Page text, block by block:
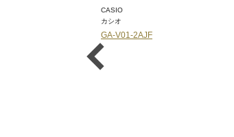
CASIO
カシオ
GA-V01-2AJF